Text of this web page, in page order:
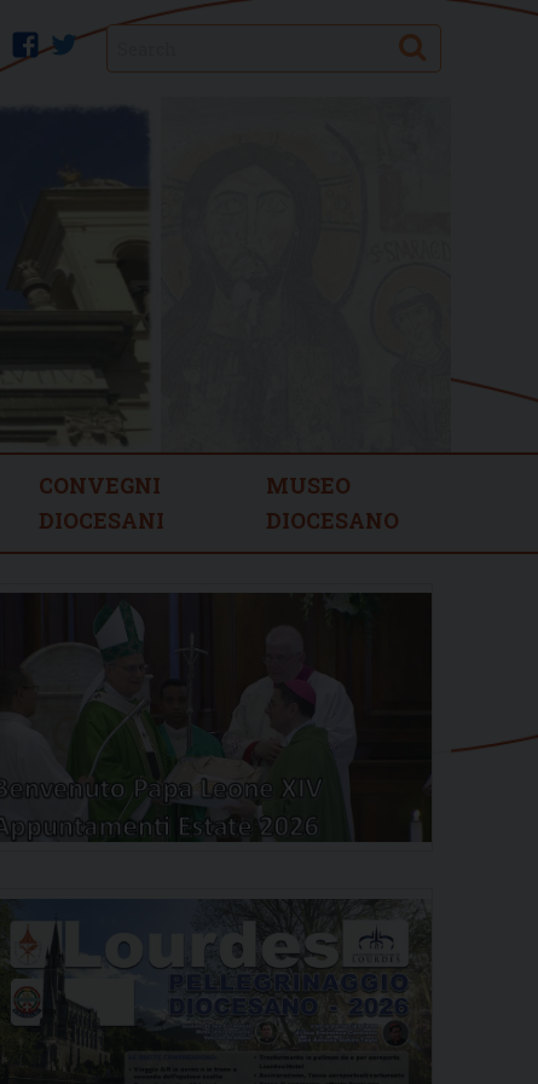
twitter
facebook Search
CONVEGNI
DIOCESANI
MUSEO
DIOCESANO